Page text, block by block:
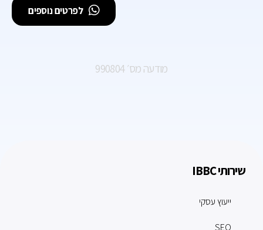
לפרטים נוספים
מודעה מס׳ 990804
שירותי IBBC
ייעוץ עסקי
SEO